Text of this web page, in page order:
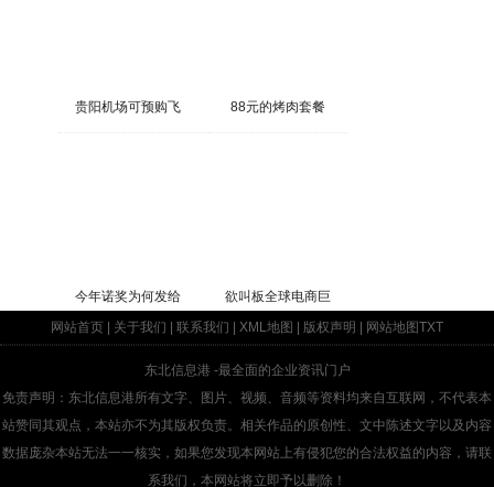
贵阳机场可预购飞 88元的烤肉套餐
今年诺奖为何发给
欲叫板全球电商巨
网站首页 | 关于我们 | 联系我们 | XML地图 | 版权声明 | 网站地图TXT
东北信息港 -最全面的企业资讯门户
免责声明：东北信息港所有文字、图片、视频、音频等资料均来自互联网，不代表本
站赞同其观点，本站亦不为其版权负责。相关作品的原创性、文中陈述文字以及内容
数据庞杂本站无法一一核实，如果您发现本网站上有侵犯您的合法权益的内容，请联
系我们，本网站将立即予以删除！